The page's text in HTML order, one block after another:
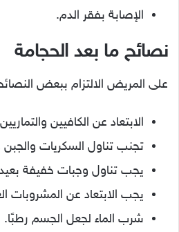
الإصابة بفقر الدم.
نصائح ما بعد الحجامة
على المريض الالتزام ببعض
الابتعاد عن الكافيين
تجنب تناول السكريات
يجب تناول وجبات خفيفة
يجب الابتعاد عن المشروبات
شرب الماء لجعل الجسم رطبًا.